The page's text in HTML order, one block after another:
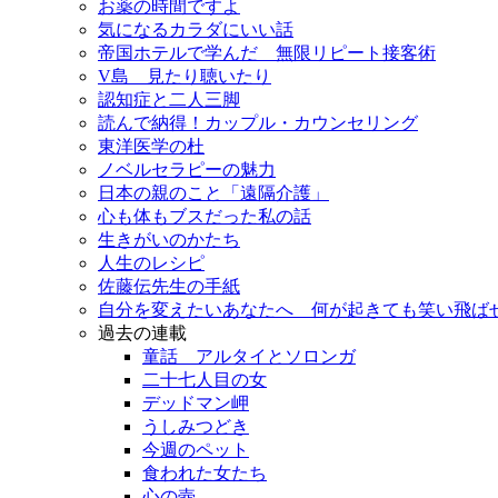
お薬の時間ですよ
気になるカラダにいい話
帝国ホテルで学んだ 無限リピート接客術
V島 見たり聴いたり
認知症と二人三脚
読んで納得！カップル・カウンセリング
東洋医学の杜
ノベルセラピーの魅力
日本の親のこと「遠隔介護」
心も体もブスだった私の話
生きがいのかたち
人生のレシピ
佐藤伝先生の手紙
自分を変えたいあなたへ 何が起きても笑い飛ば
過去の連載
童話 アルタイとソロンガ
二十七人目の女
デッドマン岬
うしみつどき
今週のペット
食われた女たち